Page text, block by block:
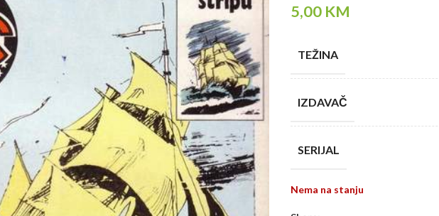
5,00 KM
TEŽINA
IZDAVAČ
SERIJAL
Nema na stanju